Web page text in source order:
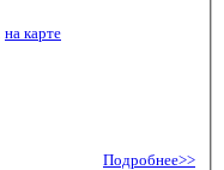
на карте
Подробнее>>